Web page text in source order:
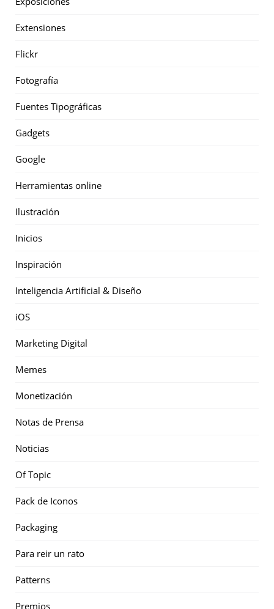
Extensiones
Flickr
Fotografía
Fuentes Tipográficas
Gadgets
Google
Herramientas online
Ilustración
Inicios
Inspiración
Inteligencia Artificial & Diseño
iOS
Marketing Digital
Memes
Monetización
Notas de Prensa
Noticias
Of Topic
Pack de Iconos
Packaging
Para reir un rato
Patterns
Premios